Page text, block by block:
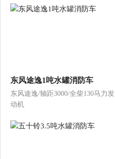
东风途逸1吨水罐消防车
东风途逸/轴距3000/全柴130马力发
动机